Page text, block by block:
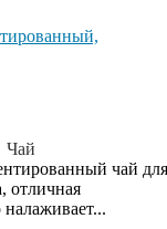
Чай
чай для
отличная